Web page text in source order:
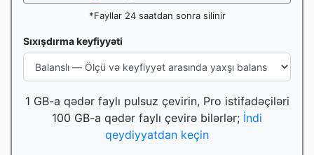
*Fayllar 24 saatdan sonra silinir
Sıxışdırma keyfiyyəti
1 GB-a qədər faylı pulsuz çevirin, Pro istifadəçiləri
100 GB-a qədər faylı çevirə bilərlər; İndi
qeydiyyatdan keçin